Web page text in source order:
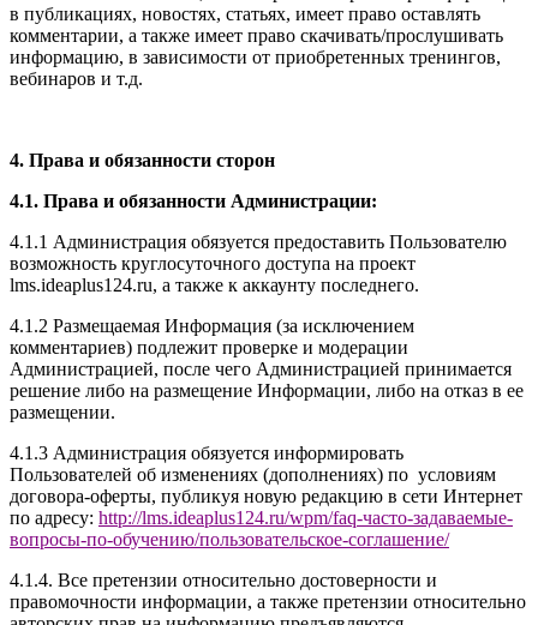
в публикациях, новостях, статьях, имеет право оставлять
комментарии, а также имеет право скачивать/прослушивать
информацию, в зависимости от приобретенных тренингов,
вебинаров и т.д.
4. Права и обязанности сторон
4.1. Права и обязанности Администрации:
4.1.1 Администрация обязуется предоставить Пользователю
возможность круглосуточного доступа на проект
lms.ideaplus124.ru, а также к аккаунту последнего.
4.1.2 Размещаемая Информация (за исключением
комментариев) подлежит проверке и модерации
Администрацией, после чего Администрацией принимается
решение либо на размещение Информации, либо на отказ в ее
размещении.
4.1.3 Администрация обязуется информировать
Пользователей об изменениях (дополнениях) по условиям
договора-оферты, публикуя новую редакцию в сети Интернет
по адресу: http://lms.ideaplus124.ru/wpm/faq-часто-задаваемые-
вопросы-по-обучению/пользовательское-соглашение/
4.1.4. Все претензии относительно достоверности и
правомочности информации, а также претензии относительно